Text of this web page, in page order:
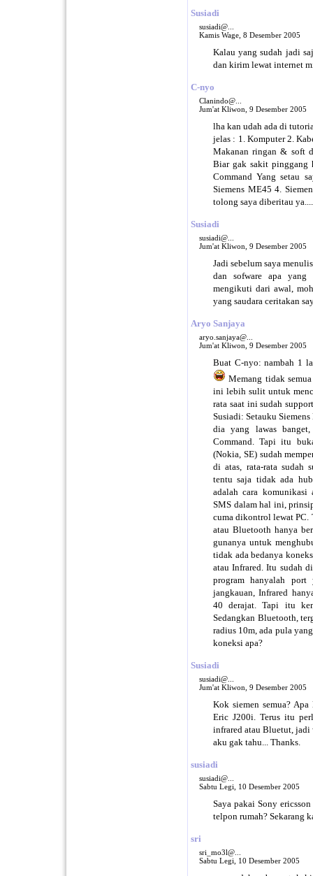
Susiadi
susiadi@...
Kamis Wage, 8 Desember 2005
Kalau yang sudah jadi
dan kirim lewat internet
C-nyo
Clanindo@...
Jum'at Kliwon, 9 Desember 2005
lha kan udah ada di
jelas : 1. Komputer 2.
Makanan ringan & soft
Biar gak sakit pinggang
Command Yang setau
Siemens ME45 4.
tolong saya diberitau ya....
Susiadi
susiadi@...
Jum'at Kliwon, 9 Desember 2005
Jadi sebelum saya
dan sofware apa yang
mengikuti dari awal,
yang saudara ceritakan
Aryo Sanjaya
aryo.sanjaya@...
Jum'at Kliwon, 9 Desember 2005
Buat C-nyo: nambah 1
Memang tidak
ini lebih sulit untuk
rata saat ini sudah
Susiadi: Setauku
dia yang lawas
Command. Tapi itu
(Nokia, SE) sudah
di atas, rata-rata sudah
tentu saja tidak ada
adalah cara komunikasi
SMS dalam hal ini,
cuma dikontrol lewat PC.
atau Bluetooth hanya
gunanya untuk
tidak ada bedanya
atau Infrared. Itu sudah
program hanyalah port
jangkauan, Infrared
40 derajat. Tapi itu
Sedangkan Bluetooth,
radius 10m, ada pula
koneksi apa?
Susiadi
susiadi@...
Jum'at Kliwon, 9 Desember 2005
Kok siemen semua?
Eric J200i. Terus itu
infrared atau Bluetut, jadi
aku gak tahu... Thanks.
susiadi
susiadi@...
Sabtu Legi, 10 Desember 2005
Saya pakai Sony
telpon rumah? Sekarang
sri
sri_mo3l@...
Sabtu Legi, 10 Desember 2005